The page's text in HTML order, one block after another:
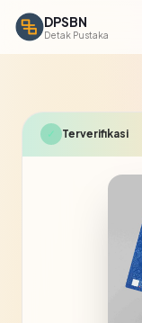
DPSBN
Detak Pustaka
✓ Terverifikasi